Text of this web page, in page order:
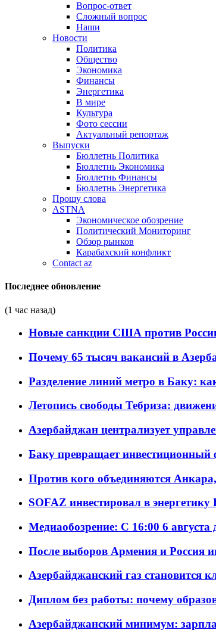
Вопрос-ответ
Сложный вопрос
Наши
Новости
Политика
Общество
Экономика
Финансы
Энергетика
В мире
Культура
Фото сессии
Актуальный репортаж
Выпуски
Бюллетнь Политика
Бюллетнь Экономика
Бюллетнь Финансы
Бюллетнь Энергетика
Прошу слова
ASTNA
Экономическое обозрение
Политический Мониторинг
Обзор рынков
Карабахский конфликт
Contact az
Последнее обновление
(1 час назад)
Новые санкции США против
Почему 65 тысяч вакансий в
Разделение линий метро в Баку:
Летопись свободы Тебриза:
Азербайджан централизует
Баку превращает инвестиционный
Против кого объединяются
SOFAZ инвестировал в
Медиаобозрение: С 16:00 6 августа
После выборов Армения и Россия
Азербайджанский газ становится
Диплом без работы: почему
Азербайджанский минимум: